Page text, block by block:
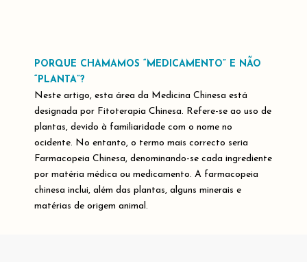
PORQUE CHAMAMOS “MEDICAMENTO” E NÃO
“PLANTA”?
Neste artigo, esta área da Medicina Chinesa está
designada por Fitoterapia Chinesa. Refere-se ao uso de
plantas, devido à familiaridade com o nome no
ocidente. No entanto, o termo mais correcto seria
Farmacopeia Chinesa, denominando-se cada ingrediente
por matéria médica ou medicamento. A farmacopeia
chinesa inclui, além das plantas, alguns minerais e
matérias de origem animal.